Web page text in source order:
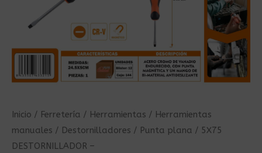
Inicio / Ferretería / Herramientas / Herramientas
manuales / Destornilladores / Punta plana / 5X75
DESTORNILLADOR –